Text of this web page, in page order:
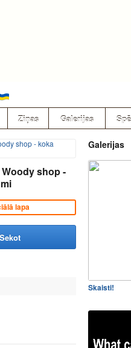
Ziņas Galerijas
shop -
lapa
Sekot
Galerijas
Skaisti!